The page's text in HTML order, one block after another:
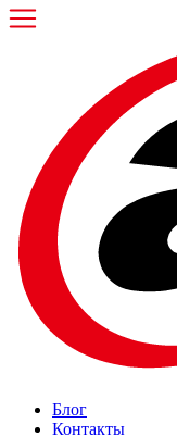
Блог
Контакты